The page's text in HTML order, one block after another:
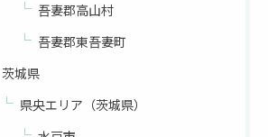
吾妻郡高山村
吾妻郡東吾妻町
茨城県
県央エリア（茨城県）